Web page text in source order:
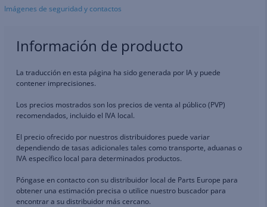
Imágenes de seguridad y contactos
Información de producto
La traducción en esta página ha sido generada por IA y puede
contener imprecisiones.
Los precios mostrados son los precios de venta al público (PVP)
recomendados, incluido el IVA local.
El precio ofrecido por nuestros distribuidores puede variar
dependiendo de tasas adicionales tales como transporte, aduanas o
IVA específico local para determinados productos.
Póngase en contacto con su distribuidor local de Parts Europe para
obtener una estimación precisa o utilice nuestro buscador para
encontrar a su distribuidor más cercano.